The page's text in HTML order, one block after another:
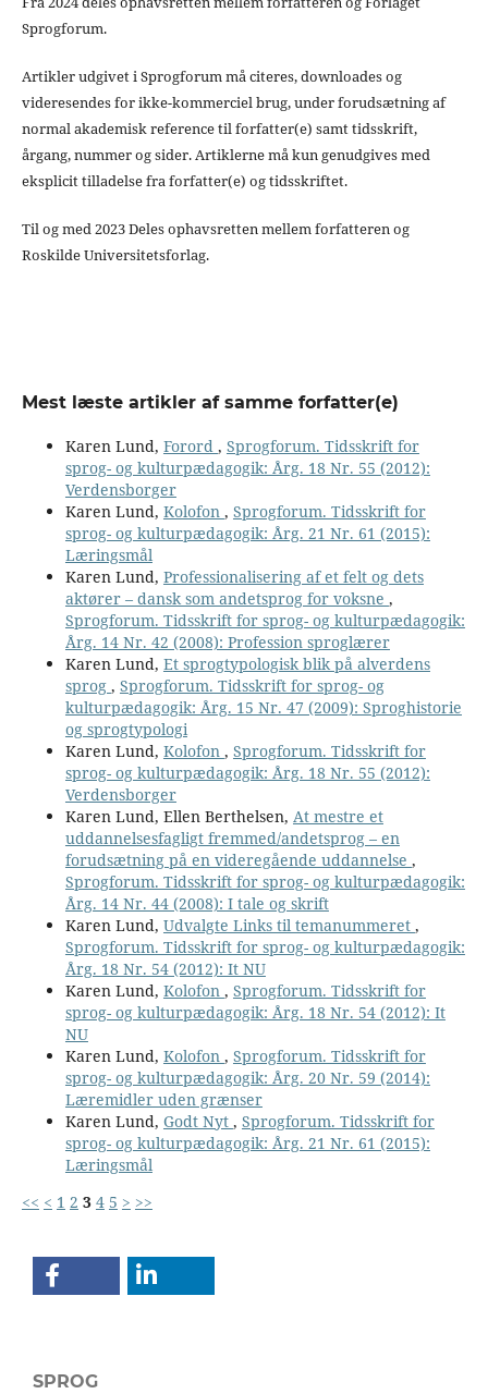
Sprogforum.
Artikler udgivet i Sprogforum må citeres, downloades og
videresendes for ikke-kommerciel brug, under forudsætning af
normal akademisk reference til forfatter(e) samt tidsskrift,
årgang, nummer og sider. Artiklerne må kun genudgives med
eksplicit tilladelse fra forfatter(e) og tidsskriftet.
Til og med 2023 Deles ophavsretten mellem forfatteren og
Roskilde Universitetsforlag.
Mest læste artikler af samme forfatter(e)
Karen Lund, Forord , Sprogforum. Tidsskrift for
sprog- og kulturpædagogik: Årg. 18 Nr. 55 (2012):
Verdensborger
Karen Lund, Kolofon , Sprogforum. Tidsskrift for
sprog- og kulturpædagogik: Årg. 21 Nr. 61 (2015):
Læringsmål
Karen Lund, Professionalisering af et felt og dets
aktører – dansk som andetsprog for voksne ,
Sprogforum. Tidsskrift for sprog- og kulturpædagogik:
Årg. 14 Nr. 42 (2008): Profession sproglærer
Karen Lund, Et sprogtypologisk blik på alverdens
sprog , Sprogforum. Tidsskrift for sprog- og
kulturpædagogik: Årg. 15 Nr. 47 (2009): Sproghistorie
og sprogtypologi
Karen Lund, Kolofon , Sprogforum. Tidsskrift for
sprog- og kulturpædagogik: Årg. 18 Nr. 55 (2012):
Verdensborger
Karen Lund, Ellen Berthelsen, At mestre et
uddannelsesfagligt fremmed/andetsprog – en
forudsætning på en videregående uddannelse ,
Sprogforum. Tidsskrift for sprog- og kulturpædagogik:
Årg. 14 Nr. 44 (2008): I tale og skrift
Karen Lund, Udvalgte Links til temanummeret ,
Sprogforum. Tidsskrift for sprog- og kulturpædagogik:
Årg. 18 Nr. 54 (2012): It NU
Karen Lund, Kolofon , Sprogforum. Tidsskrift for
sprog- og kulturpædagogik: Årg. 18 Nr. 54 (2012): It
NU
Karen Lund, Kolofon , Sprogforum. Tidsskrift for
sprog- og kulturpædagogik: Årg. 20 Nr. 59 (2014):
Læremidler uden grænser
Karen Lund, Godt Nyt , Sprogforum. Tidsskrift for
sprog- og kulturpædagogik: Årg. 21 Nr. 61 (2015):
Læringsmål
<< < 1 2 3 4 5 > >>
SPROG